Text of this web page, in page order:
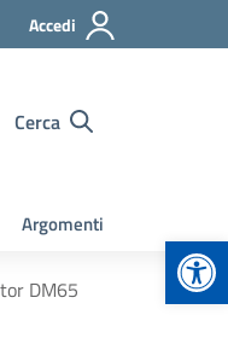
Accedi
Cerca
Argomenti
DM65